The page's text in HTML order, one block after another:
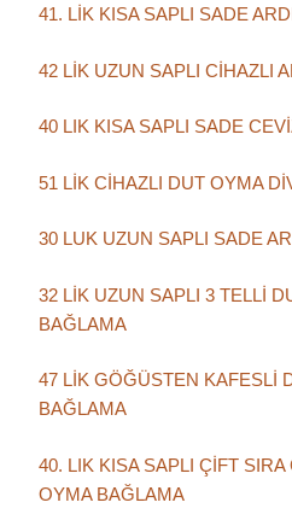
41. LİK KISA SAPLI SADE
42 LİK UZUN SAPLI CİHAZLI
40 LIK KISA SAPLI SADE
51 LİK CİHAZLI DUT OYMA
30 LUK UZUN SAPLI SADE
32 LİK UZUN SAPLI 3 TELLİ
BAĞLAMA
47 LİK GÖĞÜSTEN KAFESLİ
BAĞLAMA
40. LIK KISA SAPLI ÇİFT
OYMA BAĞLAMA